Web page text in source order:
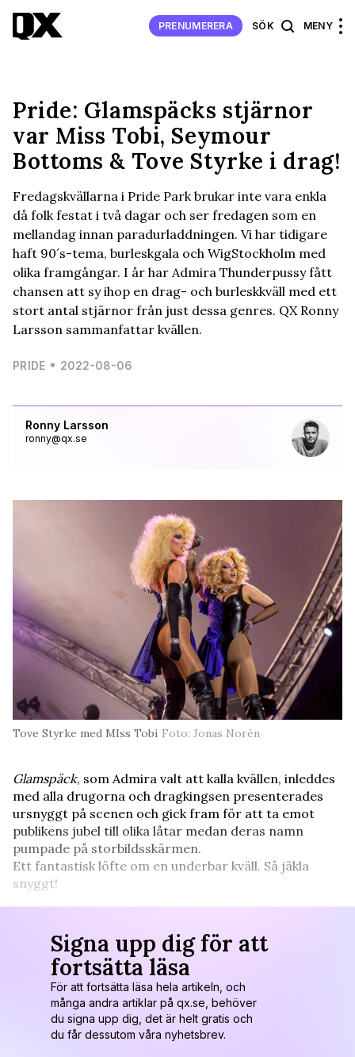
PRENUMERERA SÖK MENY
Ronny Larsson
ronny@qx.se
Pride: Glamspäcks stjärnor
var Miss Tobi, Seymour
Bottoms & Tove Styrke i drag!
Fredagskvällarna i Pride Park brukar inte vara enkla
då folk festat i två dagar och ser fredagen som en
mellandag innan paradurladdningen. Vi har tidigare
haft 90´s-tema, burleskgala och WigStockholm med
olika framgångar. I år har Admira Thunderpussy fått
chansen att sy ihop en drag- och burleskkväll med ett
stort antal stjärnor från just dessa genres. QX Ronny
Larsson sammanfattar kvällen.
PRIDE 2022-08-06
Tove Styrke med MIss Tobi Foto: Jonas Norén
Glamspäck, som Admira valt att kalla kvällen, inleddes
med alla drugorna och dragkingsen presenterades
ursnyggt på scenen och gick fram för att ta emot
publikens jubel till olika låtar medan deras namn
pumpade på storbildsskärmen.
Ett fantastisk löfte om en underbar kväll. Så jäkla
snyggt!
Signa upp dig för att
fortsätta läsa
För att fortsätta läsa hela artikeln, och
många andra artiklar på qx.se, behöver
du signa upp dig, det är helt gratis och
du får dessutom våra nyhetsbrev.